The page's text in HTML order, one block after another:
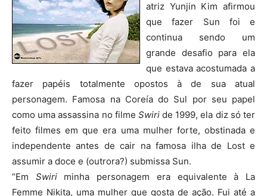
atriz Yunjin Kim afirmou
que fazer Sun foi e
continua sendo um
grande desafio para ela
que estava acostumada a
fazer papéis totalmente opostos à de sua atual
personagem. Famosa na Coreía do Sul por seu papel
como uma assassina no filme Swiride 1999, ela diz só ter
feito filmes em que era uma mulher forte, obstinada e
independente antes de cair na famosa ilha de Lost e
assumir a doce e (outrora?) submissa Sun.
“Em Swiriminha personagem era equivalente à La
Femme Nikita, uma mulher que gosta de ação. Fui até a